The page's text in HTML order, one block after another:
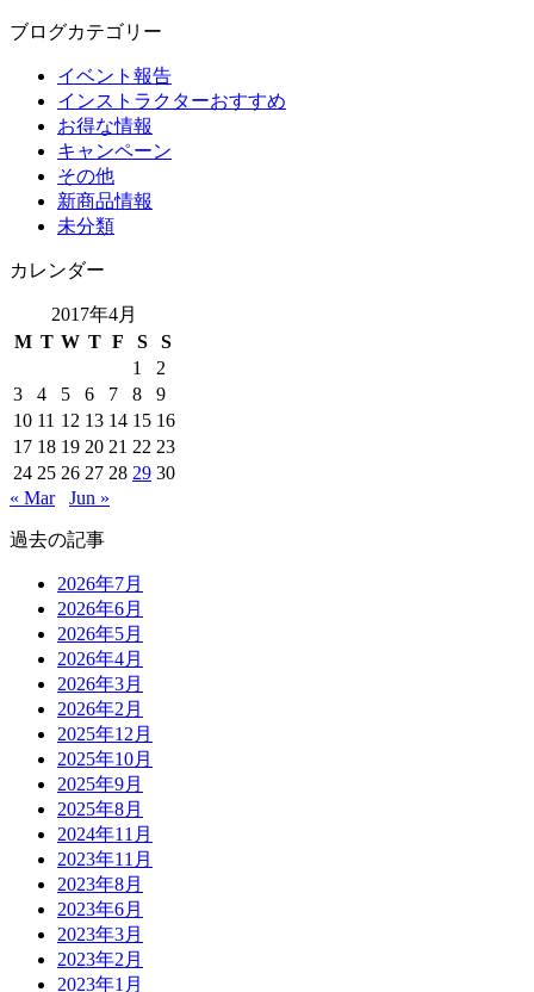
ブログカテゴリー
イベント報告
インストラクターおすすめ
お得な情報
キャンペーン
その他
新商品情報
未分類
カレンダー
2017年4月
M T W T F S
S
1
2
3
4 5 6 7 8
9
10 11 12 13 14 15 16
17 18 19 20 21 22 23
24 25 26 27 28 29 30
« Mar
Jun »
過去の記事
2026年7月
2026年6月
2026年5月
2026年4月
2026年3月
2026年2月
2025年12月
2025年10月
2025年9月
2025年8月
2024年11月
2023年11月
2023年8月
2023年6月
2023年3月
2023年2月
2023年1月